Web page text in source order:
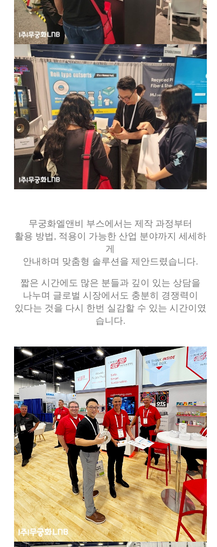
무궁화엘앤비 부스에서는 제작 과정부터
활용 방법, 적용이 가능한 산업 분야까지 세세하
게
안내하며 맞춤형 솔루션을 제안드렸습니다.
짧은 시간에도 많은 분들과 깊이 있는 상담을
나누며 글로벌 시장에서도 충분히 경쟁력이
있다는 것을 다시 한번 실감할 수 있는 시간이였
습니다.